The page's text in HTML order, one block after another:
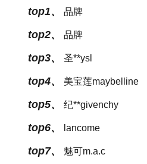
top1、 品牌
top2、 品牌
top3、 圣**ysl
top4、 美宝莲maybelline
top5、 纪**givenchy
top6、 lancome
top7、 魅可m.a.c